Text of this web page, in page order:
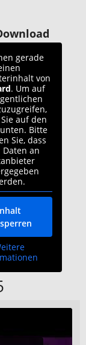
gerade
von
. Um auf
auf den
Bitte
Sie, dass
Daten an